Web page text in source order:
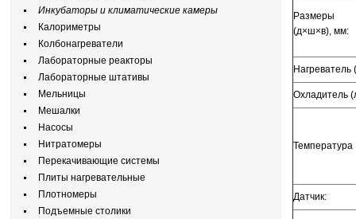
Инкубаторы и климатические камеры
Калориметры
Колбонагреватели
Лабораторные реакторы
Лабораторные штативы
Мельницы
Мешалки
Насосы
Нитратомеры
Перекачивающие системы
Плиты нагревательные
Плотномеры
Подъемные столики
Размеры
(д×ш×в), мм:
Нагреватель
Охладитель
Температура
Датчик: